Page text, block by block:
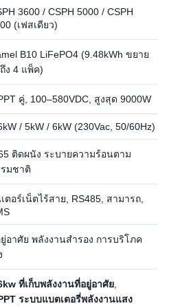
3600 / CSPH 5000 / CSPH
(เฟสเดียว)
B10 LiFePO4 (9.48kWh ขยาย
ง 4 แพ็ค)
คู่, 100–580VDC, สูงสุด 9000W
/ 5kW / 6kW (230Vac, 50/60Hz)
ติดผนัง ระบายความร้อนตาม
มชาติ
ตอร์เน็ตไร้สาย, RS485, สามารถ,
อาศัย พลังงานสำรอง การบริโภค
ที่เก็บพลังงานที่อยู่อาศัย
ระบบแบตเตอรี่พลังงานแสง